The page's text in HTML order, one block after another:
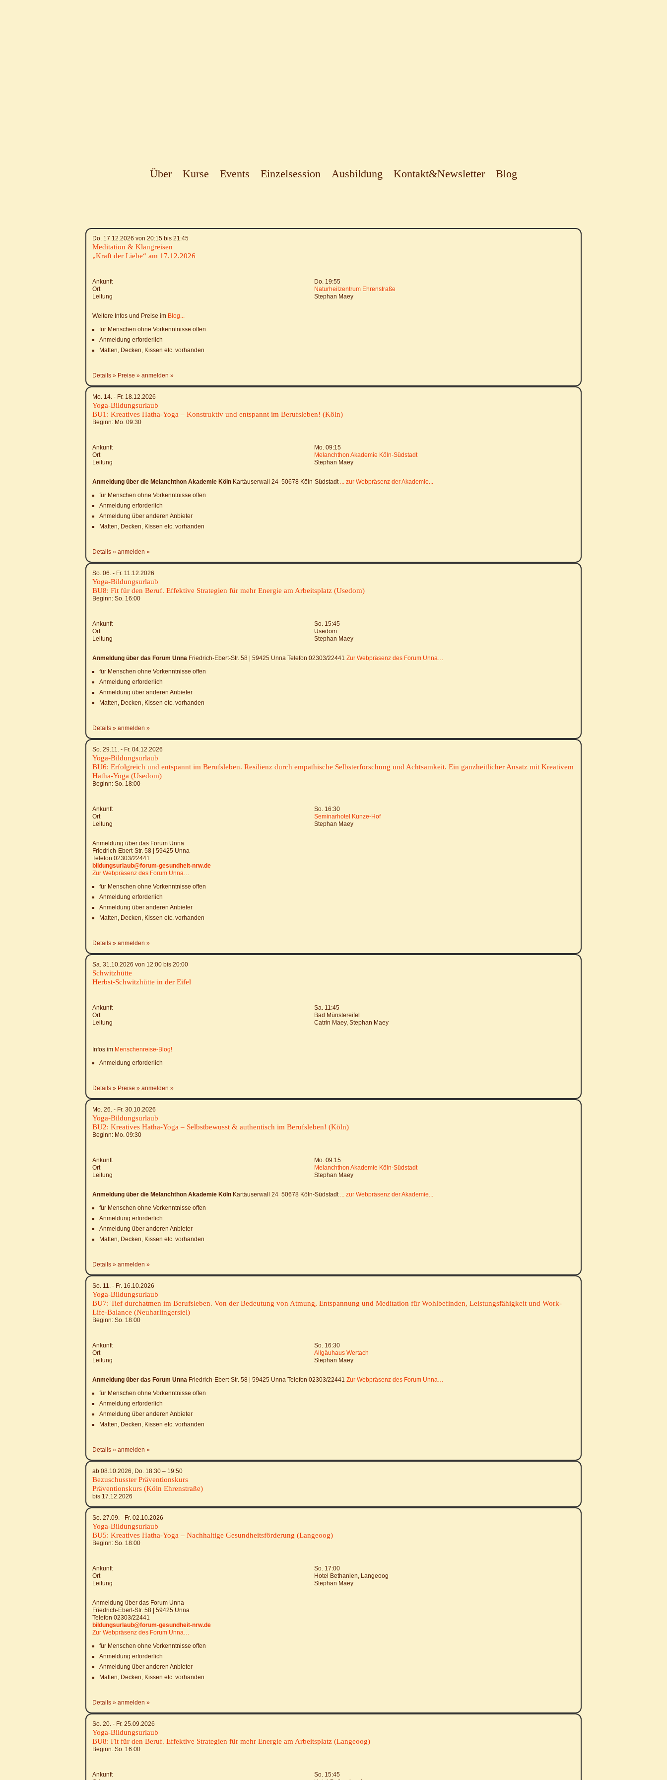
Über Kurse Events Einzelsession Ausbildung Kontakt&Newsletter Blog
Do. 17.12.2026 von 20:15 bis 21:45
Meditation & Klangreisen
„Kraft der Liebe“ am 17.12.2026
Ankunft
Do. 19:55
Ort
Naturheilzentrum Ehrenstraße
Leitung
Stephan Maey
Weitere Infos und Preise im Blog...
für Menschen ohne Vorkenntnisse offen
Anmeldung erforderlich
Matten, Decken, Kissen etc. vorhanden
Details Preise anmelden
Mo. 14. - Fr. 18.12.2026
Yoga-Bildungsurlaub
BU1: Kreatives Hatha-Yoga – Konstruktiv und entspannt im Berufsleben! (Köln)
Beginn: Mo. 09:30
Ankunft
Mo. 09:15
Ort
Melanchthon Akademie Köln-Südstadt
Leitung
Stephan Maey
Anmeldung über die Melanchthon Akademie Köln Kartäuserwall 24 50678 Köln-Südstadt ... zur Webpräsenz der Akademie...
für Menschen ohne Vorkenntnisse offen
Anmeldung erforderlich
Anmeldung über anderen Anbieter
Matten, Decken, Kissen etc. vorhanden
Details anmelden
So. 06. - Fr. 11.12.2026
Yoga-Bildungsurlaub
BU8: Fit für den Beruf. Effektive Strategien für mehr Energie am Arbeitsplatz (Usedom)
Beginn: So. 16:00
Ankunft
So. 15:45
Ort
Usedom
Leitung
Stephan Maey
Anmeldung über das Forum Unna Friedrich-Ebert-Str. 58 | 59425 Unna Telefon 02303/22441 Zur Webpräsenz des Forum Unna…
für Menschen ohne Vorkenntnisse offen
Anmeldung erforderlich
Anmeldung über anderen Anbieter
Matten, Decken, Kissen etc. vorhanden
Details anmelden
So. 29.11. - Fr. 04.12.2026
Yoga-Bildungsurlaub
BU6: Erfolgreich und entspannt im Berufsleben. Resilienz durch empathische Selbsterforschung und Achtsamkeit. Ein ganzheitlicher Ansatz mit Kreativem
Hatha-Yoga (Usedom)
Beginn: So. 18:00
Ankunft
So. 16:30
Ort
Seminarhotel Kunze-Hof
Leitung
Stephan Maey
Anmeldung über das Forum Unna
Friedrich-Ebert-Str. 58 | 59425 Unna
Telefon 02303/22441
bildungsurlaub@forum-gesundheit-nrw.de
Zur Webpräsenz des Forum Unna…
für Menschen ohne Vorkenntnisse offen
Anmeldung erforderlich
Anmeldung über anderen Anbieter
Matten, Decken, Kissen etc. vorhanden
Details anmelden
Sa. 31.10.2026 von 12:00 bis 20:00
Schwitzhütte
Herbst-Schwitzhütte in der Eifel
Ankunft
Sa. 11:45
Ort
Bad Münstereifel
Leitung
Catrin Maey, Stephan Maey
Infos im Menschenreise-Blog!
Anmeldung erforderlich
Details Preise anmelden
Mo. 26. - Fr. 30.10.2026
Yoga-Bildungsurlaub
BU2: Kreatives Hatha-Yoga – Selbstbewusst & authentisch im Berufsleben! (Köln)
Beginn: Mo. 09:30
Ankunft
Mo. 09:15
Ort
Melanchthon Akademie Köln-Südstadt
Leitung
Stephan Maey
Anmeldung über die Melanchthon Akademie Köln Kartäuserwall 24 50678 Köln-Südstadt ... zur Webpräsenz der Akademie...
für Menschen ohne Vorkenntnisse offen
Anmeldung erforderlich
Anmeldung über anderen Anbieter
Matten, Decken, Kissen etc. vorhanden
Details anmelden
So. 11. - Fr. 16.10.2026
Yoga-Bildungsurlaub
BU7: Tief durchatmen im Berufsleben. Von der Bedeutung von Atmung, Entspannung und Meditation für Wohlbefinden, Leistungsfähigkeit und Work-
Life-Balance (Neuharlingersiel)
Beginn: So. 18:00
Ankunft
So. 16:30
Ort
Allgäuhaus Wertach
Leitung
Stephan Maey
Anmeldung über das Forum Unna Friedrich-Ebert-Str. 58 | 59425 Unna Telefon 02303/22441 Zur Webpräsenz des Forum Unna…
für Menschen ohne Vorkenntnisse offen
Anmeldung erforderlich
Anmeldung über anderen Anbieter
Matten, Decken, Kissen etc. vorhanden
Details anmelden
ab 08.10.2026, Do. 18:30 – 19:50
Bezuschusster Präventionskurs
Präventionskurs (Köln Ehrenstraße)
bis 17.12.2026
So. 27.09. - Fr. 02.10.2026
Yoga-Bildungsurlaub
BU5: Kreatives Hatha-Yoga – Nachhaltige Gesundheitsförderung (Langeoog)
Beginn: So. 18:00
Ankunft
So. 17:00
Ort
Hotel Bethanien, Langeoog
Leitung
Stephan Maey
Anmeldung über das Forum Unna
Friedrich-Ebert-Str. 58 | 59425 Unna
Telefon 02303/22441
bildungsurlaub@forum-gesundheit-nrw.de
Zur Webpräsenz des Forum Unna…
für Menschen ohne Vorkenntnisse offen
Anmeldung erforderlich
Anmeldung über anderen Anbieter
Matten, Decken, Kissen etc. vorhanden
Details anmelden
So. 20. - Fr. 25.09.2026
Yoga-Bildungsurlaub
BU8: Fit für den Beruf. Effektive Strategien für mehr Energie am Arbeitsplatz (Langeoog)
Beginn: So. 16:00
Ankunft
So. 15:45